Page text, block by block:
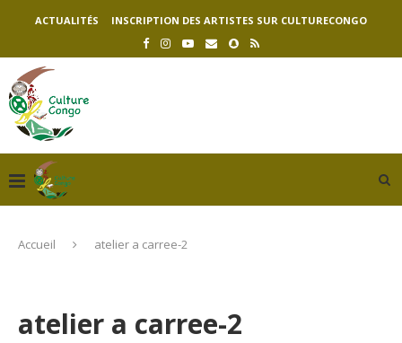
ACTUALITÉS INSCRIPTION DES ARTISTES SUR CULTURECONGO
Accueil atelier a carree-2
atelier a carree-2